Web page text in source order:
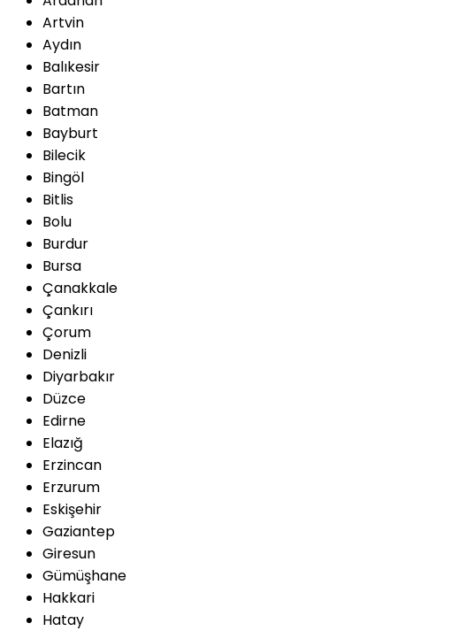
Artvin
Aydın
Balıkesir
Bartın
Batman
Bayburt
Bilecik
Bingöl
Bitlis
Bolu
Burdur
Bursa
Çanakkale
Çankırı
Çorum
Denizli
Diyarbakır
Düzce
Edirne
Elazığ
Erzincan
Erzurum
Eskişehir
Gaziantep
Giresun
Gümüşhane
Hakkari
Hatay